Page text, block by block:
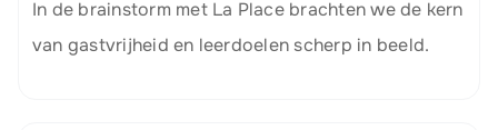
In de brainstorm met La Place brachten we de kern
van gastvrijheid en leerdoelen scherp in beeld.